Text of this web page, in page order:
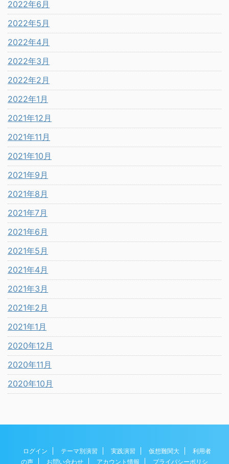
2022年6月
2022年5月
2022年4月
2022年3月
2022年2月
2022年1月
2021年12月
2021年11月
2021年10月
2021年9月
2021年8月
2021年7月
2021年6月
2021年5月
2021年4月
2021年3月
2021年2月
2021年1月
2020年12月
2020年11月
2020年10月
ログイン テーマ別演習 実践演習 仮想難関大
利用者
の声
お問い合わせ アカウント情報 プライバシーポリシ